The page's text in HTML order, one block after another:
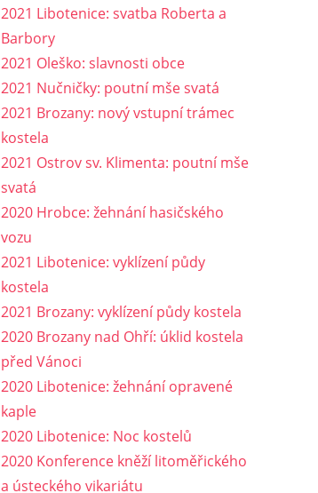
2021 Libotenice: svatba Roberta a
Barbory
2021 Oleško: slavnosti obce
2021 Nučničky: poutní mše svatá
2021 Brozany: nový vstupní trámec
kostela
2021 Ostrov sv. Klimenta: poutní mše
svatá
2020 Hrobce: žehnání hasičského
vozu
2021 Libotenice: vyklízení půdy
kostela
2021 Brozany: vyklízení půdy kostela
2020 Brozany nad Ohří: úklid kostela
před Vánoci
2020 Libotenice: žehnání opravené
kaple
2020 Libotenice: Noc kostelů
2020 Konference kněží litoměřického
a ústeckého vikariátu